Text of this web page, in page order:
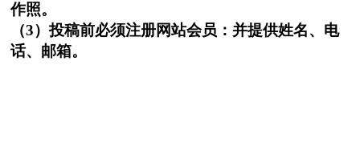
作照。
（3）投稿前必须注册网站会员：并提供姓名、电
话、邮箱。